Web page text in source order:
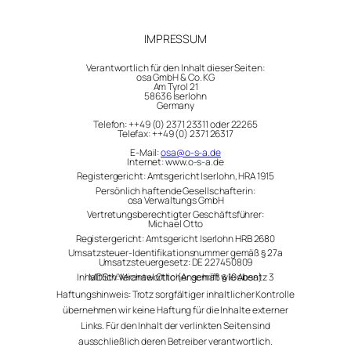
IMPRESSUM
Verantwortlich für den Inhalt dieser Seiten:
osa GmbH & Co. KG
Am Tyrol 21
58636 Iserlohn
Germany
Telefon: ++49 (0) 2371 23311 oder 22265
Telefax: ++49 (0) 2371 26317
E-Mail:osa@o-s-a.de
Internet: www.o-s-a.de
Registergericht: Amtsgericht Iserlohn, HRA 1915
Persönlich haftende Gesellschafterin:
osa Verwaltungs GmbH
Vertretungsberechtigter Geschäftsführer:
Michael Otto
Registergericht: Amtsgericht Iserlohn HRB 2680
Umsatzsteuer-Identifikationsnummer gemäß § 27a
Umsatzsteuergesetz: DE 227450809
Inhaltlich Verantwortlicher gemäß § 10 Absatz 3 MDStV: Michael Otto (Anschrift wie oben)
Haftungshinweis: Trotz sorgfältiger inhaltlicher Kontrolle
übernehmen wir keine Haftung für die Inhalte externer
Links. Für den Inhalt der verlinkten Seiten sind
ausschließlich deren Betreiber verantwortlich.